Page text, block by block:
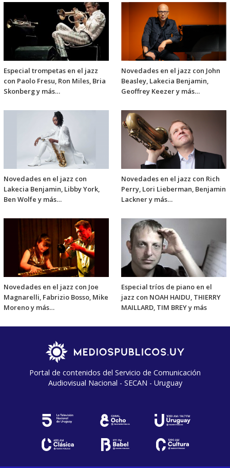
Especial trompetas en el jazz
con Paolo Fresu, Ron Miles, Bria
Skonberg y más…
Novedades en el jazz con John
Beasley, Lakecia Benjamin,
Geoffrey Keezer y más…
Novedades en el jazz con
Lakecia Benjamin, Libby York,
Ben Wolfe y más…
Novedades en el jazz con Rich
Perry, Lori Lieberman, Benjamin
Lackner y más…
Novedades en el jazz con Joe
Magnarelli, Fabrizio Bosso, Mike
Moreno y más…
Especial tríos de piano en el
jazz con NOAH HAIDU, THIERRY
MAILLARD, TIM BREY y más
Portal de contenidos del Servicio de Comunicación
Audiovisual Nacional - SECAN - Uruguay